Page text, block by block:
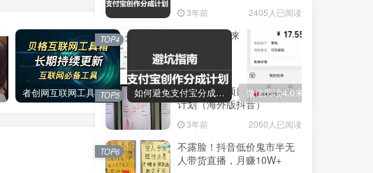
者创网互联网工具箱合集 如何避免支付宝分成计划跳坑，百粉快速突破，作品要求解析！一文解答！
下一篇
中视频资料领取
3年前 2405人已阅读
微信阅读4.0来了，1小时撸
2年前
TOP4
出海撸美金项目，TK中视频
计划（海外版抖音）
3年前 2060人已阅读
TOP5
不露脸！抖音低价鬼市半无
人带货直播，月赚10W+
TOP6